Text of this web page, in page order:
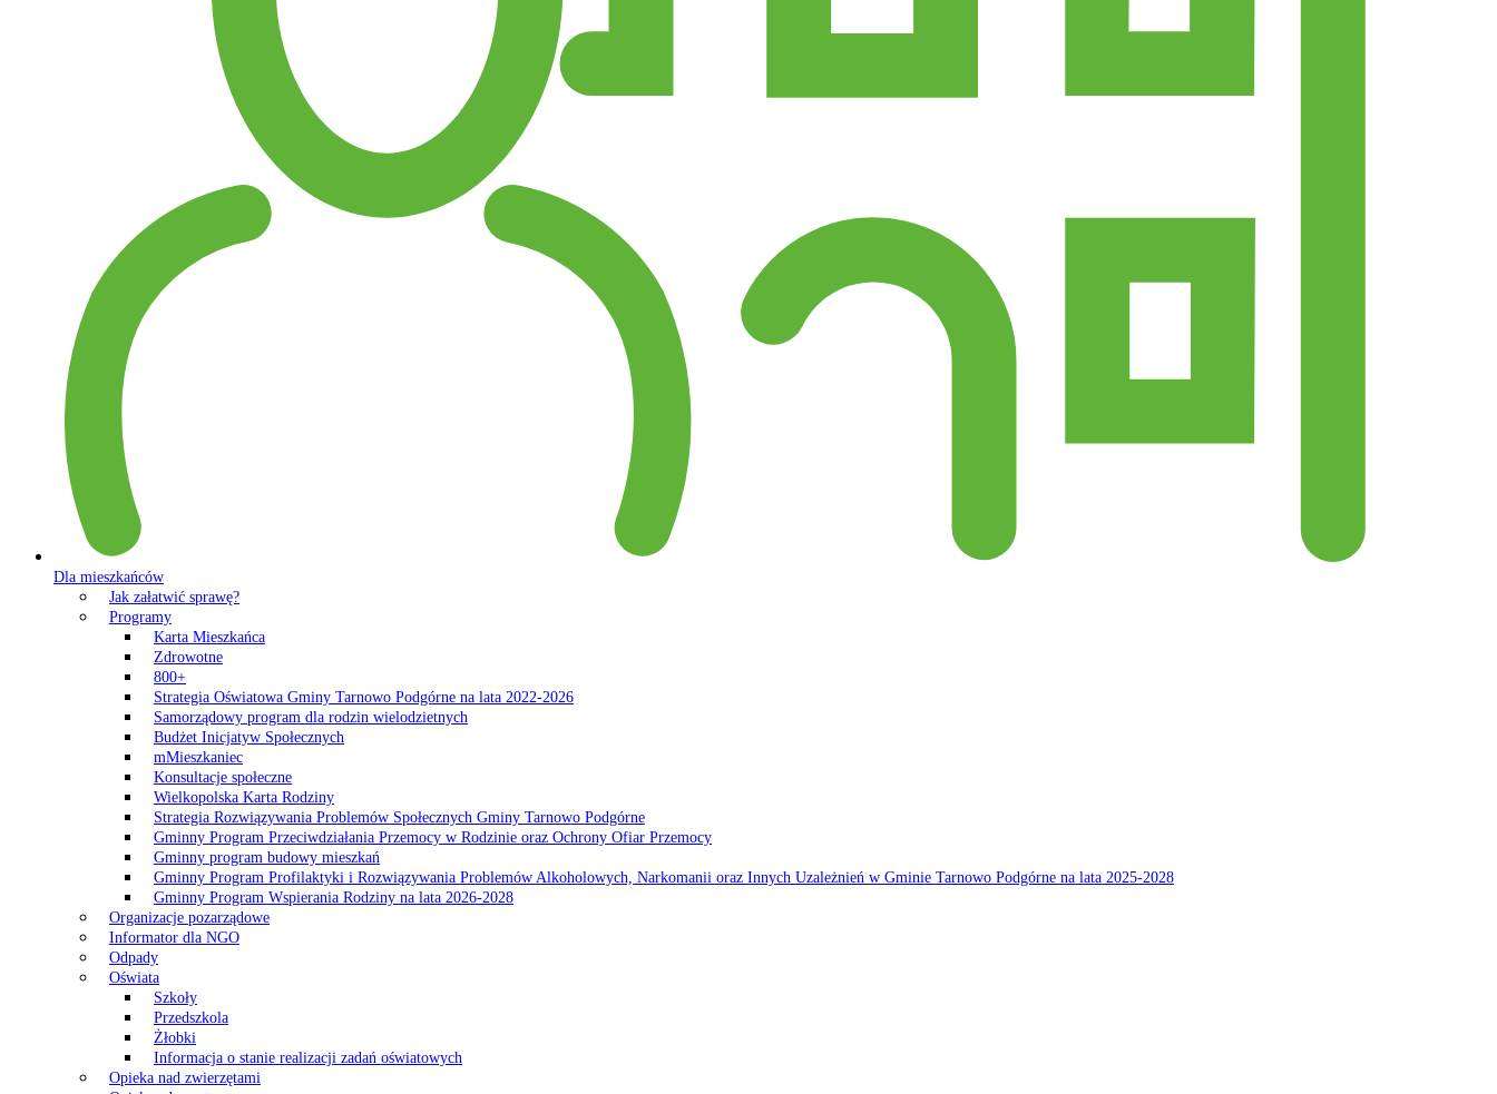
Dla mieszkańców
Jak załatwić sprawę?
Programy
Karta Mieszkańca
Zdrowotne
800+
Strategia Oświatowa Gminy Tarnowo Podgórne na lata 2022-2026
Samorządowy program dla rodzin wielodzietnych
Budżet Inicjatyw Społecznych
mMieszkaniec
Konsultacje społeczne
Wielkopolska Karta Rodziny
Strategia Rozwiązywania Problemów Społecznych Gminy Tarnowo Podgórne
Gminny Program Przeciwdziałania Przemocy w Rodzinie oraz Ochrony Ofiar Przemocy
Gminny program budowy mieszkań
Gminny Program Profilaktyki i Rozwiązywania Problemów Alkoholowych, Narkomanii oraz Innych Uzależnień w Gminie Tarnowo Podgórne na lata 2025-2028
Gminny Program Wspierania Rodziny na lata 2026-2028
Organizacje pozarządowe
Informator dla NGO
Odpady
Oświata
Szkoły
Przedszkola
Żłobki
Informacja o stanie realizacji zadań oświatowych
Opieka nad zwierzętami